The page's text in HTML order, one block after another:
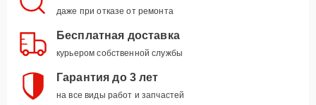
даже при отказе от ремонта
Бесплатная доставка
курьером собственной службы
Гарантия до 3 лет
на все виды работ и запчастей